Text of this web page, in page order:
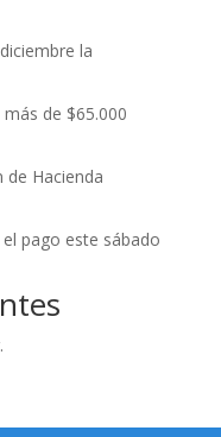
la
de $65.000
de Hacienda
pago este sábado